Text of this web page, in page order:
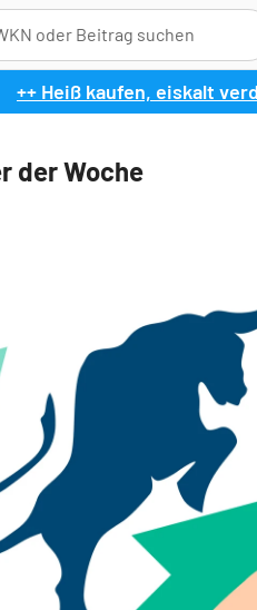
++ Heiß kaufen, eiskalt
der Woche